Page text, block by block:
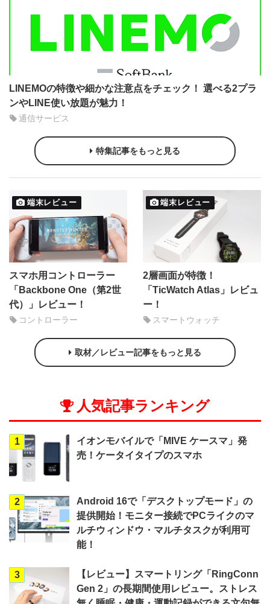
LINEMOの特徴や細かな注意点をチェック！ 選べる2プラ
ンやLINE使い放題が魅力！
通信サービス
特集記事をもっと見る
端末レビュー
スマホ用コントローラー
「Backbone One（第2世
代）」レビュー！
コントローラー
端末レビュー
2層画面が特徴！
「TicWatch Atlas」レビュ
ー！
スマートウォッチ
取材／レビュー記事をもっと見る
人気記事ランキング
1
イオンモバイルで「MIVE ケースマ」発
売！ケータイタイプのスマホ
2
Android 16で「デスクトップモード」の
提供開始！モニター接続でPCライクのマ
ルチウィンドウ・マルチタスクが利用可
能！
3
【レビュー】スマートリング「RingConn
Gen 2」の長期間使用レビュー。ストレス